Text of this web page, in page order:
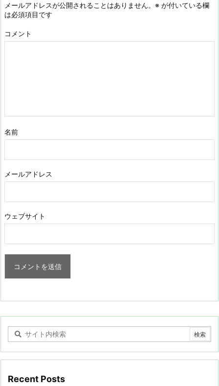
メールアドレスが公開されることはありません。 ※ が付いている欄
は必須項目です
コメント
名前
メールアドレス
ウェブサイト
Recent Posts